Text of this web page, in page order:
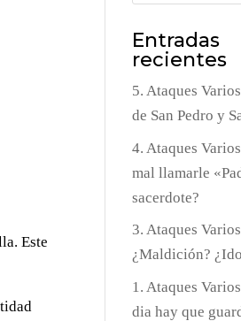
Este
Entradas
recientes
5. Ataques
de San Pedro y
4. Ataques
mal llamarle
sacerdote?
3. Ataques
¿Maldición?
1. Ataques
dia hay que